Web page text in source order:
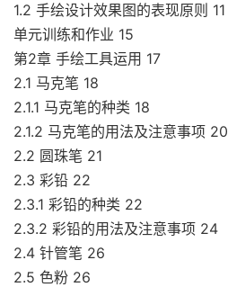
1.2 手绘设计效果图的表现原则 11
单元训练和作业 15
第2章 手绘工具运用 17
2.1 马克笔 18
2.1.1 马克笔的种类 18
2.1.2 马克笔的用法及注意事项 20
2.2 圆珠笔 21
2.3 彩铅 22
2.3.1 彩铅的种类 22
2.3.2 彩铅的用法及注意事项 24
2.4 针管笔 26
2.5 色粉 26